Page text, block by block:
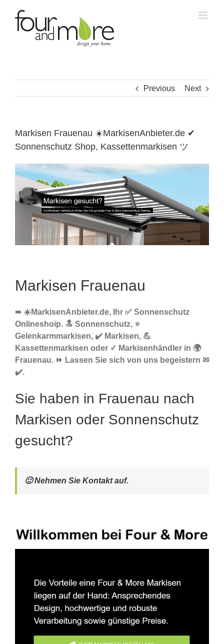
content
Previous Next
Markisen Frauenau ☀️MarkisenAnbieter.de ✔
Sonnenschutz Shop, Kassettenmarkisen ツ
Markisen Frauenau
➨ ☀️MarkisenAnbieter.de, Ihr ✅ Sonnenschutz
Onlineshoip. 🔝 Sonnenschutz, ⭐
Gelenkarmmarkisen, ✔️ Markisen, 💪
Kassettenmarkisen oder ✓ Markisenhändler in 🌍
Frauenau. ⏩ Lassen Sie sich von uns begeistern ✉
✔️.
Sie haben in Frauenau nach
Markisen oder Sonnenschutz
gesucht?
🙂 Nehmen Sie Kontakt auf.